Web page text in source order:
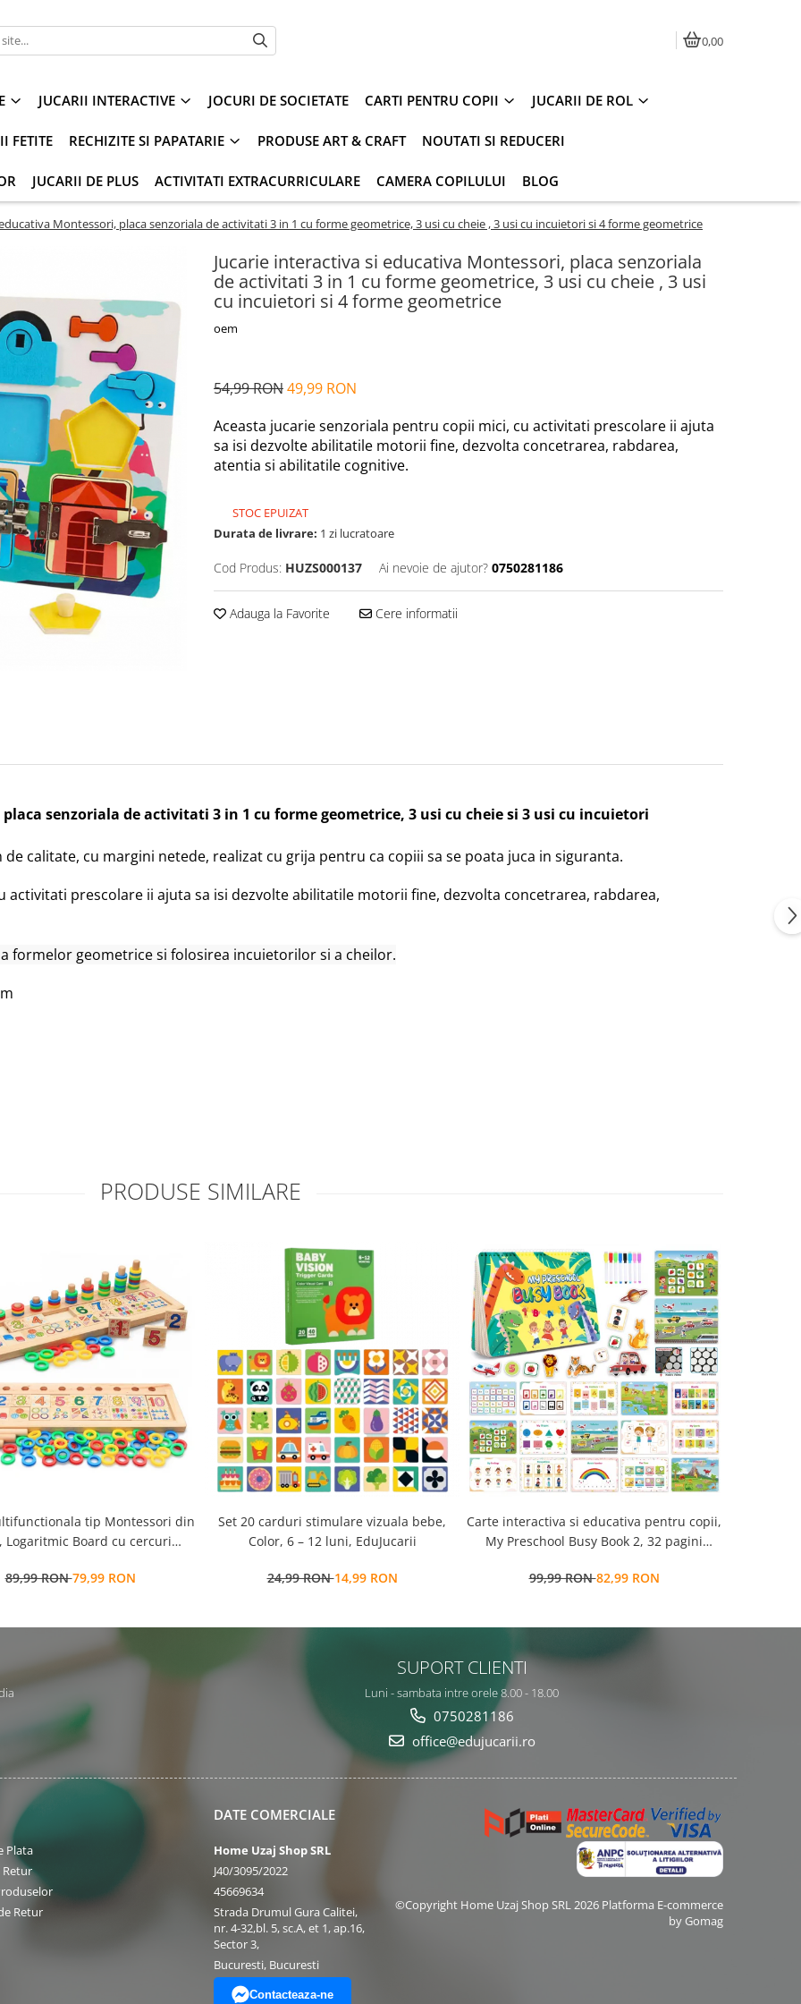
0,00
JUCARII INTERACTIVE JOCURI DE SOCIETATE CARTI PENTRU COPII JUCARII DE ROL
FETITE RECHIZITE SI PAPATARIE PRODUSE ART & CRAFT NOUTATI SI REDUCERI
JUCARII DE PLUS ACTIVITATI EXTRACURRICULARE CAMERA COPILULUI BLOG
Montessori, placa senzoriala de activitati 3 in 1 cu forme geometrice, 3 usi cu cheie , 3 usi cu incuietori si 4 forme geometrice
Jucarie interactiva si educativa Montessori, placa senzoriala
de activitati 3 in 1 cu forme geometrice, 3 usi cu cheie , 3 usi
cu incuietori si 4 forme geometrice
oem
54,99 RON49,99 RON
Aceasta jucarie senzoriala pentru copii mici, cu activitati prescolare ii ajuta
sa isi dezvolte abilitatile motorii fine, dezvolta concetrarea, rabdarea,
atentia si abilitatile cognitive.
STOC EPUIZAT
Durata de livrare: 1 zi lucratoare
Cod Produs: HUZS000137 Ai nevoie de ajutor? 0750281186
Adauga la Favorite Cere informatii
senzoriala de activitati 3 in 1 cu forme geometrice, 3 usi cu cheie si 3 usi cu incuietori
calitate, cu margini netede, realizat cu grija pentru ca copiii sa se poata juca in siguranta.
activitati prescolare ii ajuta sa isi dezvolte abilitatile motorii fine, dezvolta concetrarea, rabdarea,
formelor geometrice si folosirea incuietorilor si a cheilor.
PRODUSE SIMILARE
tip Montessori din
Logaritmic Board cu cercuri
operatiuni matematice
89,99 RON79,99 RON
Set 20 carduri stimulare vizuala bebe,
Color, 6 – 12 luni, EduJucarii
24,99 RON14,99 RON
Carte interactiva si educativa pentru copii,
My Preschool Busy Book 2, 32 pagini
repozitionabile, Limba Engleza, 3 ani+,
99,99 RON82,99 RON
SUPORT CLIENTI
Luni - sambata intre orele 8.00 - 18.00
0750281186
office@edujucarii.ro
Plata
Retur
Retur
DATE COMERCIALE
Home Uzaj Shop SRL
J40/3095/2022
45669634
Strada Drumul Gura Calitei,
nr. 4-32,bl. 5, sc.A, et 1, ap.16,
Sector 3,
Bucuresti, Bucuresti
Contacteaza-ne
©Copyright Home Uzaj Shop SRL 2026 Platforma E-commerce
by Gomag